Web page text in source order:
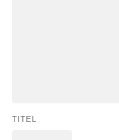
TITEL